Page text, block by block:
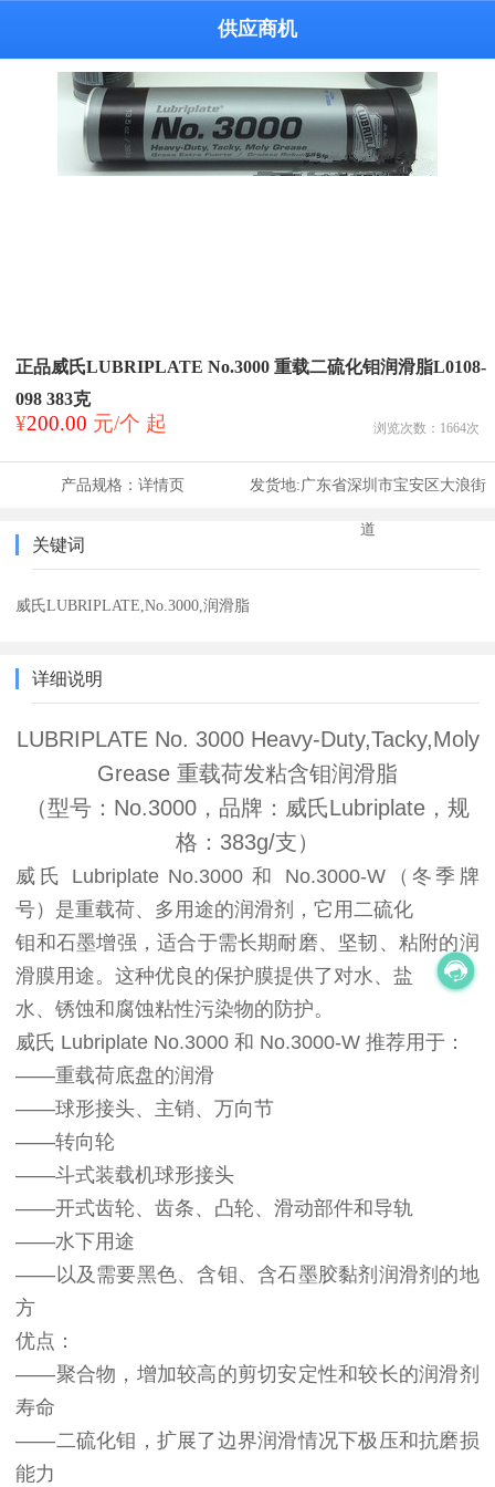
供应商机
正品威氏LUBRIPLATE No.3000 重载二硫化钼润滑脂L0108-
098 383克
¥200.00 元/个 起 浏览次数： 1664次
产品规格： 详情页 发货地:广东省深圳市宝安区大浪街
道
关键词
威氏LUBRIPLATE,No.3000,润滑脂
详细说明
LUBRIPLATE No. 3000 Heavy-Duty,Tacky,Moly
Grease 重载荷发粘含钼润滑脂
（型号：No.3000，品牌：威氏Lubriplate，规
格：383g/支）
威氏 Lubriplate No.3000 和 No.3000-W（冬季牌
号）是重载荷、多用途的润滑剂，它用二硫化
钼和石墨增强，适合于需长期耐磨、坚韧、粘附的润
滑膜用途。这种优良的保护膜提供了对水、盐
水、锈蚀和腐蚀粘性污染物的防护。
威氏 Lubriplate No.3000 和 No.3000-W 推荐用于：
——重载荷底盘的润滑
——球形接头、主销、万向节
——转向轮
——斗式装载机球形接头
——开式齿轮、齿条、凸轮、滑动部件和导轨
——水下用途
——以及需要黑色、含钼、含石墨胶黏剂润滑剂的地
方
优点：
——聚合物，增加较高的剪切安定性和较长的润滑剂
寿命
——二硫化钼，扩展了边界润滑情况下极压和抗磨损
能力